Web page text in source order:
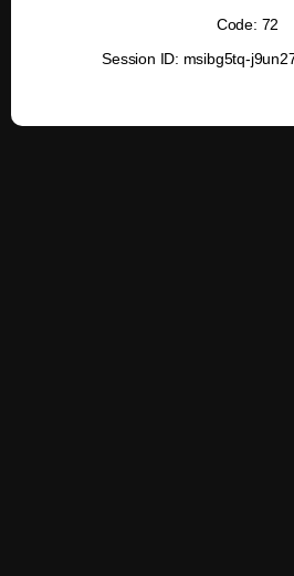
Code: 72
Session ID: msibg5tq-